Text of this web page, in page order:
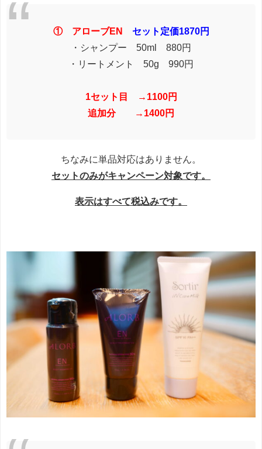
① アローブEN セット定価1870円
・シャンプー 50ml 880円
・リートメント 50g 990円
1セット目 →1100円
追加分 →1400円
ちなみに単品対応はありません。
セットのみがキャンペーン対象です。
表示はすべて税込みです。